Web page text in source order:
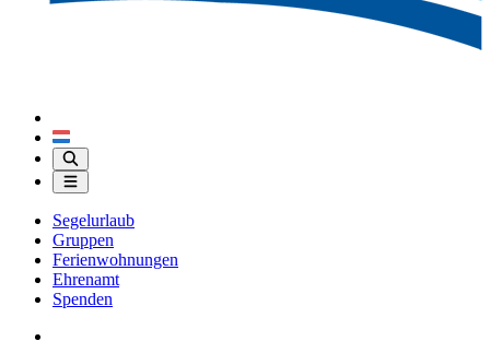
Segelurlaub
Gruppen
Ferienwohnungen
Ehrenamt
Spenden